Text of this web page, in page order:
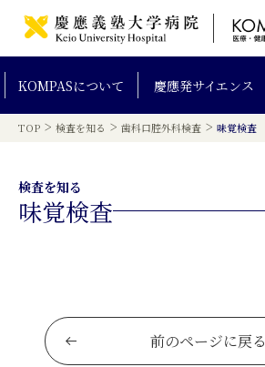
KOMPASについて 慶應発サイエンス
TOP > 検査を知る > 歯科口腔外科検査 > 味覚検査
検査を知る
味覚検査
前のページに戻る